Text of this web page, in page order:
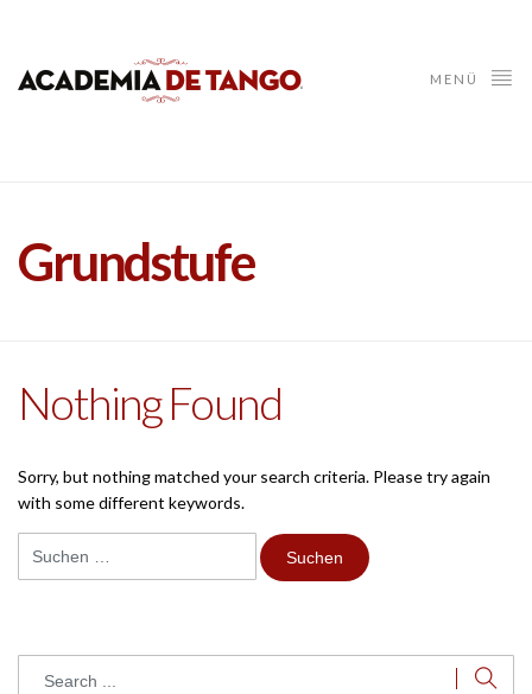
MENÜ
Grundstufe
Nothing Found
Sorry, but nothing matched your search criteria. Please try again
with some different keywords.
nach: